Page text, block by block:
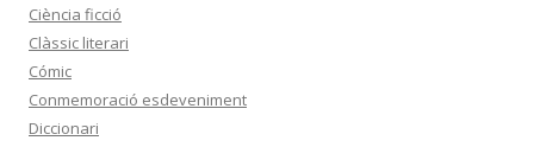
Ciència ficció
Clàssic literari
Cómic
Conmemoració esdeveniment
Diccionari